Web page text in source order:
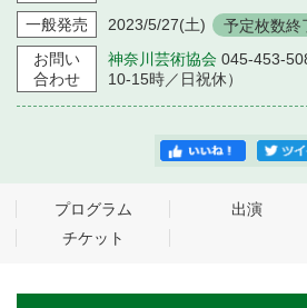
一般発売 2023/5/27(土)
予定枚数終
お問い
合わせ
神奈川芸術協会 045-453-
10-15時／日祝休）
プログラム 出演
チケット